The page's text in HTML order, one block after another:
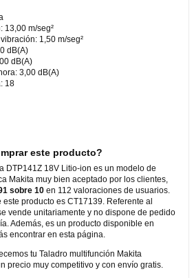
13,00 m/seg²
1,50 m/seg²
dB(A)
dB(A)
3,00 dB(A)
18
este producto?
DTP141Z 18V Litio-ion es un modelo de
Makita muy bien aceptado por los clientes,
sobre 10 en 112 valoraciones de usuarios.
producto es CT17139. Referente al
vende unitariamente y no dispone de pedido
Además, es un producto disponible en
encontrar en esta página.
tu Taladro multifunción Makita
precio muy competitivo y con envío gratis.